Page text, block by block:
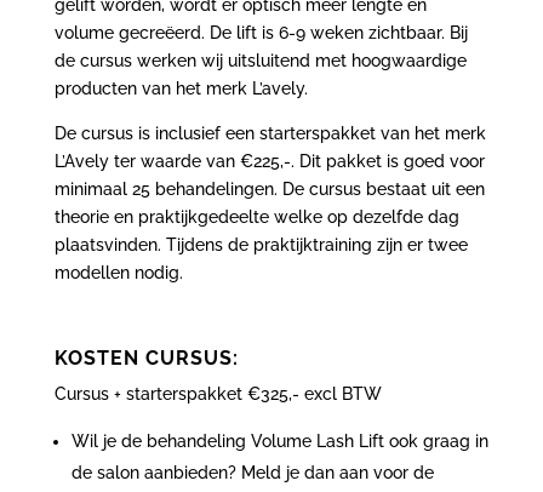
gelift worden, wordt er optisch meer lengte en
volume gecreëerd. De lift is 6-9 weken zichtbaar. Bij
de cursus werken wij uitsluitend met hoogwaardige
producten van het merk L’avely.
De cursus is inclusief een starterspakket van het merk
L’Avely ter waarde van €225,-. Dit pakket is goed voor
minimaal 25 behandelingen. De cursus bestaat uit een
theorie en praktijkgedeelte welke op dezelfde dag
plaatsvinden. Tijdens de praktijktraining zijn er twee
modellen nodig.
KOSTEN CURSUS:
Cursus + starterspakket €325,- excl BTW
Wil je de behandeling Volume Lash Lift ook graag in
de salon aanbieden? Meld je dan aan voor de